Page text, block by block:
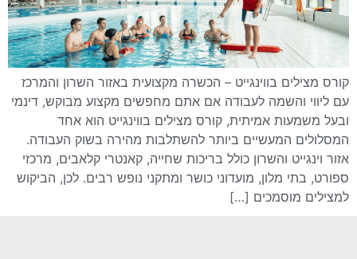
קורס מצילים בווינגייט – הכשרה מקצועית באזור השרון והמרכז
עם ליווי והשמה לעבודה אם אתם מחפשים מקצוע מבוקש, דינמי
ובעל משמעות אמיתית, קורס מצילים בווינגייט הוא אחד
המסלולים המעשיים ביותר להשתלבות מהירה בשוק העבודה.
אזור וינגייט והשרון כולל בריכות שחייה, קאנטרי קלאבים, מרכזי
ספורט, בתי מלון, מועדוני כושר ומתקני נופש רבים. לכן, הביקוש
למצילים מוסמכים […]